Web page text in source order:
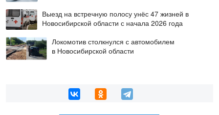
Выезд на встречную полосу унёс 47 жизней в
Новосибирской области с начала 2026 года
Локомотив столкнулся с автомобилем
в Новосибирской области